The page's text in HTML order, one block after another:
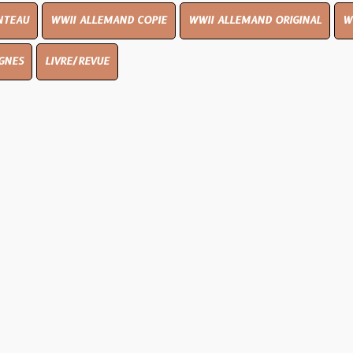
ALLEMAND COPIE WWII ALLEMAND ORIGINAL WWII UK